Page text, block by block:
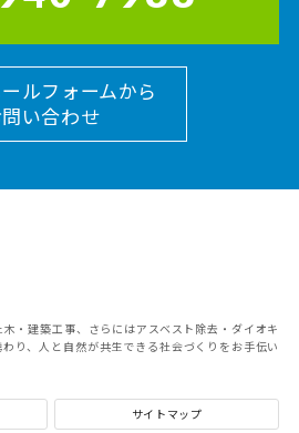
ールフォームから
問い合わせ
・建築工事、さらにはアスベスト除去・ダイオキ
り、人と自然が共生できる社会づくりをお手伝い
サイトマップ